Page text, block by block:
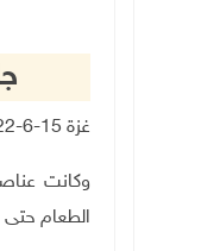
غزة 15-6-2022 وفا- أدانت جامعة فلسطين في غزة، اعتقال رئيسها البروفيسور سالم صباح، من قبل أجهزة "حماس".
وكانت
الطعام حتى